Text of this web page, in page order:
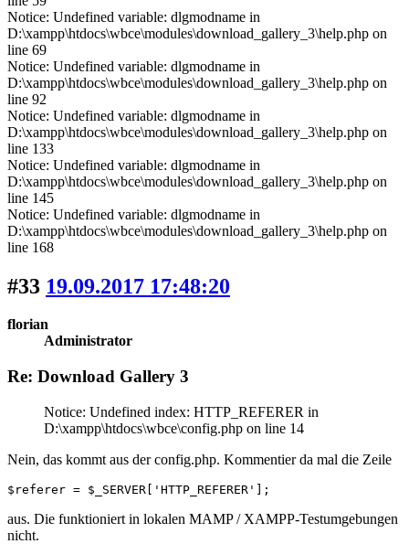
Notice: Undefined variable: dlgmodname in
D:\xampp\htdocs\wbce\modules\download_gallery_3\help.php on
line 69
Notice: Undefined variable: dlgmodname in
D:\xampp\htdocs\wbce\modules\download_gallery_3\help.php on
line 92
Notice: Undefined variable: dlgmodname in
D:\xampp\htdocs\wbce\modules\download_gallery_3\help.php on
line 133
Notice: Undefined variable: dlgmodname in
D:\xampp\htdocs\wbce\modules\download_gallery_3\help.php on
line 145
Notice: Undefined variable: dlgmodname in
D:\xampp\htdocs\wbce\modules\download_gallery_3\help.php on
line 168
#33 19.09.2017 17:48:20
florian
Administrator
Re: Download Gallery 3
Notice: Undefined index: HTTP_REFERER in
D:\xampp\htdocs\wbce\config.php on line 14
Nein, das kommt aus der config.php. Kommentier da mal die Zeile
$referer = $_SERVER['HTTP_REFERER'];
aus. Die funktioniert in lokalen MAMP / XAMPP-Testumgebungen
nicht.